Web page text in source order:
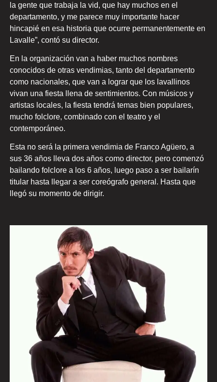
la gente que trabaja la vid, que hay muchos en el
departamento, y me parece muy importante hacer
hincapié en esa historia que ocurre permanentemente en
Lavalle”, contó su director.
En la organización van a haber muchos nombres
conocidos de otras vendimias, tanto del departamento
como nacionales, que van a lograr que los lavallinos
vivan una fiesta llena de sentimientos. Con músicos y
artistas locales, la fiesta tendrá temas bien populares,
mucho folclore, combinado con el teatro y el
contemporáneo.
Esta no será la primera vendimia de Franco Agüero, a
sus 36 años lleva dos años como director, pero comenzó
bailando folclore a los 6 años, luego paso a ser bailarín
titular hasta llegar a ser coreógrafo general. Hasta que
llegó su momento de dirigir.